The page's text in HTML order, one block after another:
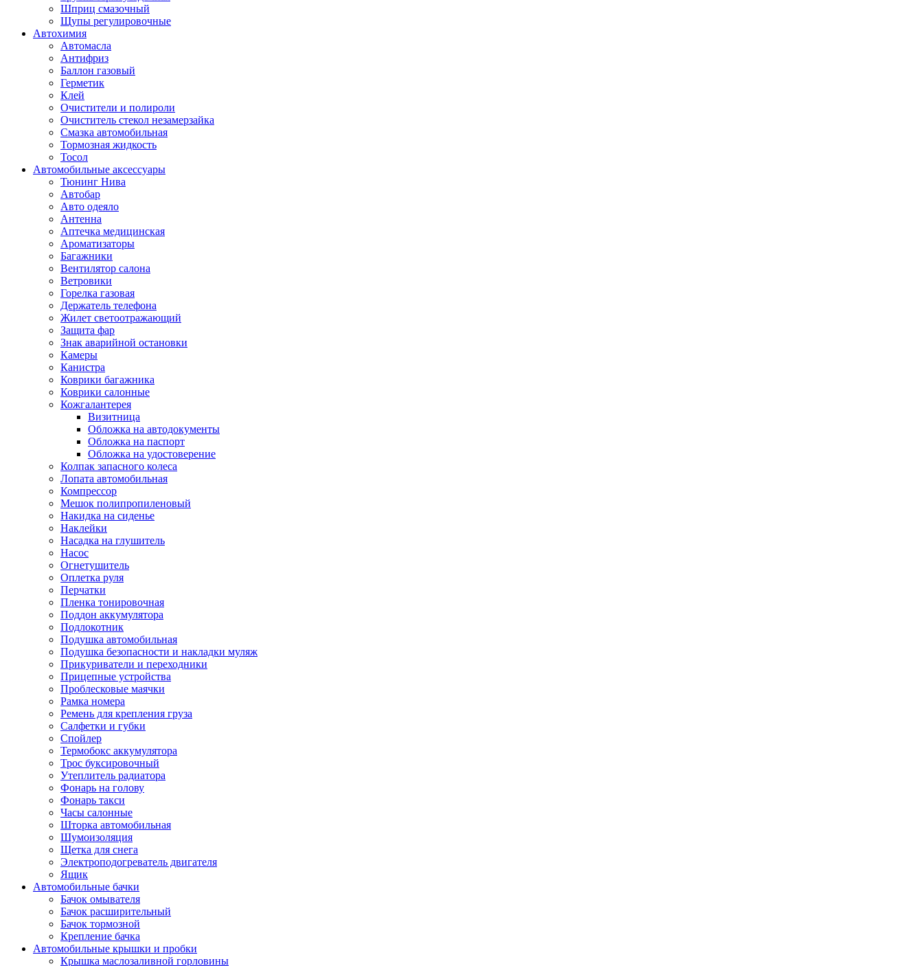
Шприц смазочный
Щупы регулировочные
Автохимия
Автомасла
Антифриз
Баллон газовый
Герметик
Клей
Очистители и полироли
Очиститель стекол незамерзайка
Смазка автомобильная
Тормозная жидкость
Тосол
Автомобильные аксессуары
Тюнинг Нива
Автобар
Авто одеяло
Антенна
Аптечка медицинская
Ароматизаторы
Багажники
Вентилятор салона
Ветровики
Горелка газовая
Держатель телефона
Жилет светоотражающий
Защита фар
Знак аварийной остановки
Камеры
Канистра
Коврики багажника
Коврики салонные
Кожгалантерея
Визитница
Обложка на автодокументы
Обложка на паспорт
Обложка на удостоверение
Колпак запасного колеса
Лопата автомобильная
Компрессор
Мешок полипропиленовый
Накидка на сиденье
Наклейки
Насадка на глушитель
Насос
Огнетушитель
Оплетка руля
Перчатки
Пленка тонировочная
Поддон аккумулятора
Подлокотник
Подушка автомобильная
Подушка безопасности и накладки муляж
Прикуриватели и переходники
Прицепные устройства
Проблесковые маячки
Рамка номера
Ремень для крепления груза
Салфетки и губки
Спойлер
Термобокс аккумулятора
Трос буксировочный
Утеплитель радиатора
Фонарь на голову
Фонарь такси
Часы салонные
Шторка автомобильная
Шумоизоляция
Щетка для снега
Электроподогреватель двигателя
Ящик
Автомобильные бачки
Бачок омывателя
Бачок расширительный
Бачок тормозной
Крепление бачка
Автомобильные крышки и пробки
Крышка маслозаливной горловины